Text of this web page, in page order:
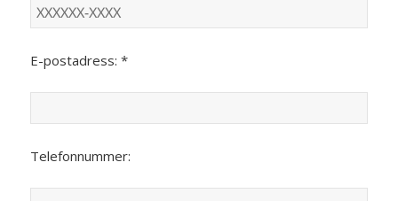
E-postadress: *
Telefonnummer: